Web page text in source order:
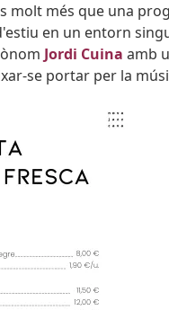
molt més que una
en un entorn
Jordi Cuina amb
se portar per la